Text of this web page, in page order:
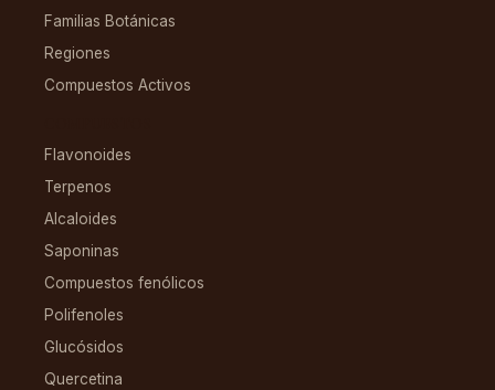
Familias Botánicas
Regiones
Compuestos Activos
Flavonoides
Terpenos
Alcaloides
Saponinas
Compuestos fenólicos
Polifenoles
Glucósidos
Quercetina